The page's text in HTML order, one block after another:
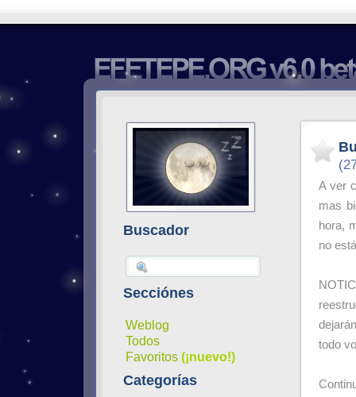
Buscador
Secciónes
Weblog
Todos
Favoritos (¡nuevo!)
Categorías
A ver
mas
hora,
no
todo